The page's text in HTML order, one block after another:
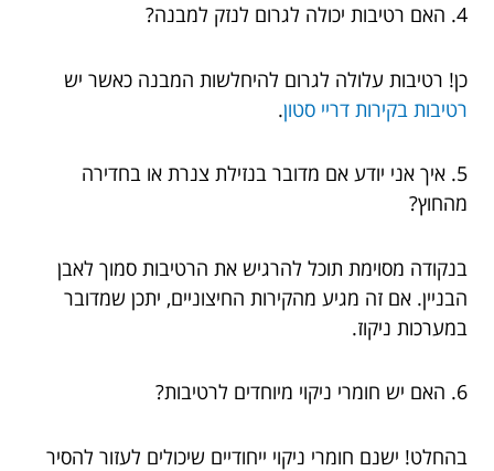
4. האם רטיבות יכולה לגרום לנזק למבנה?
כן! רטיבות עלולה לגרום להיחלשות המבנה כאשר יש
רטיבות בקירות דריי סטון.
5. איך אני יודע אם מדובר בנזילת צנרת או בחדירה
מהחוץ?
בנקודה מסוימת תוכל להרגיש את הרטיבות סמוך לאבן
הבניין. אם זה מגיע מהקירות החיצוניים, יתכן שמדובר
במערכות ניקוז.
6. האם יש חומרי ניקוי מיוחדים לרטיבות?
בהחלט! ישנם חומרי ניקוי ייחודיים שיכולים לעזור להסיר